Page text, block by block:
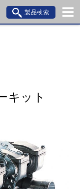
製品検索
キット